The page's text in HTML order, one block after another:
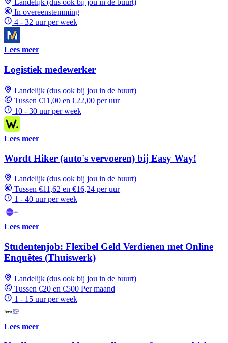
Landelijk (dus ook bij jou in de buurt)
In overeenstemming
4 - 32 uur per week
Lees meer
Logistiek medewerker
Landelijk (dus ook bij jou in de buurt)
Tussen €11,00 en €22,00 per uur
10 - 30 uur per week
Lees meer
Wordt Hiker (auto's vervoeren) bij Easy Way!
Landelijk (dus ook bij jou in de buurt)
Tussen €11,62 en €16,24 per uur
1 - 40 uur per week
Lees meer
Studentenjob: Flexibel Geld Verdienen met Online
Enquêtes (Thuiswerk)
Landelijk (dus ook bij jou in de buurt)
Tussen €20 en €500 Per maand
1 - 15 uur per week
Lees meer